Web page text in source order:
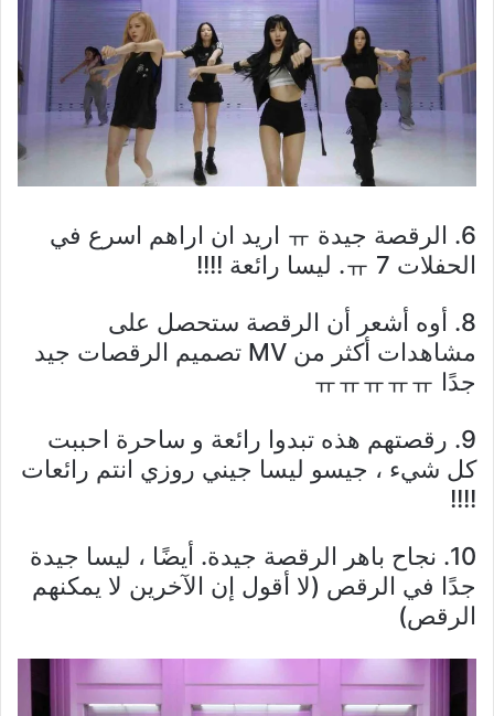
6. الرقصة جيدة ㅠ اريد ان اراهم اسرع في
الحفلات ㅠ 7. ليسا رائعة !!!!
8. أوه أشعر أن الرقصة ستحصل على
مشاهدات أكثر من MV تصميم الرقصات جيد
جدًا ㅠㅠㅠㅠㅠ
9. رقصتهم هذه تبدوا رائعة و ساحرة احببت
كل شيء ، جيسو ليسا جيني روزي انتم رائعات
!!!!
10. نجاح باهر الرقصة جيدة. أيضًا ، ليسا جيدة
جدًا في الرقص (لا أقول إن الآخرين لا يمكنهم
الرقص)